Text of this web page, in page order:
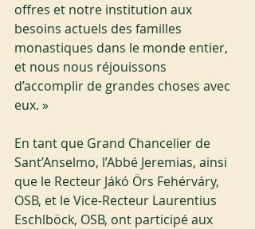
offres et notre institution aux
besoins actuels des familles
monastiques dans le monde entier,
et nous nous réjouissons
d’accomplir de grandes choses avec
eux. »
En tant que Grand Chancelier de
Sant’Anselmo, l’Abbé Jeremias, ainsi
que le Recteur Jákó Örs Fehérváry,
OSB, et le Vice-Recteur Laurentius
Eschlböck, OSB, ont participé aux